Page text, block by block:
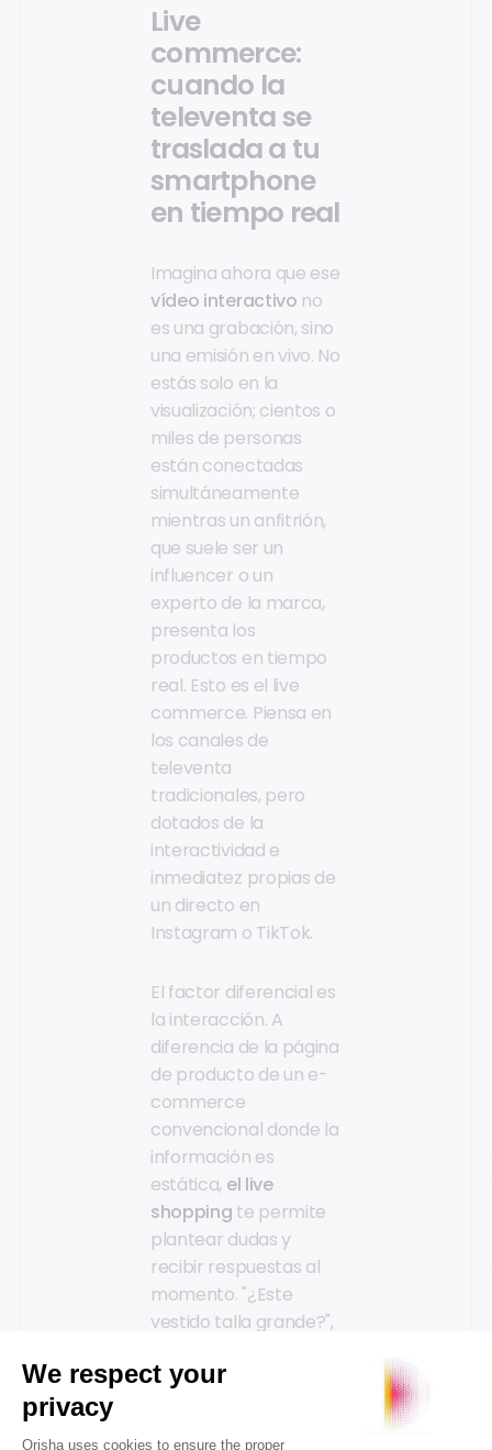
Live
commerce:
cuando la
televenta se
traslada a tu
smartphone
en tiempo real
Imagina ahora que ese
vídeo interactivo no
es una grabación, sino
una emisión en vivo. No
estás solo en la
visualización; cientos o
miles de personas
están conectadas
simultáneamente
mientras un anfitrión,
que suele ser un
influencer o un
experto de la marca,
presenta los
productos en tiempo
real. Esto es el live
commerce. Piensa en
los canales de
televenta
tradicionales, pero
dotados de la
interactividad e
inmediatez propias de
un directo en
Instagram o TikTok.
El factor diferencial es
la interacción. A
diferencia de la página
de producto de un e-
commerce
convencional donde la
información es
estática, el live
shopping te permite
plantear dudas y
recibir respuestas al
momento. "¿Este
vestido talla grande?",
altavoz?". El